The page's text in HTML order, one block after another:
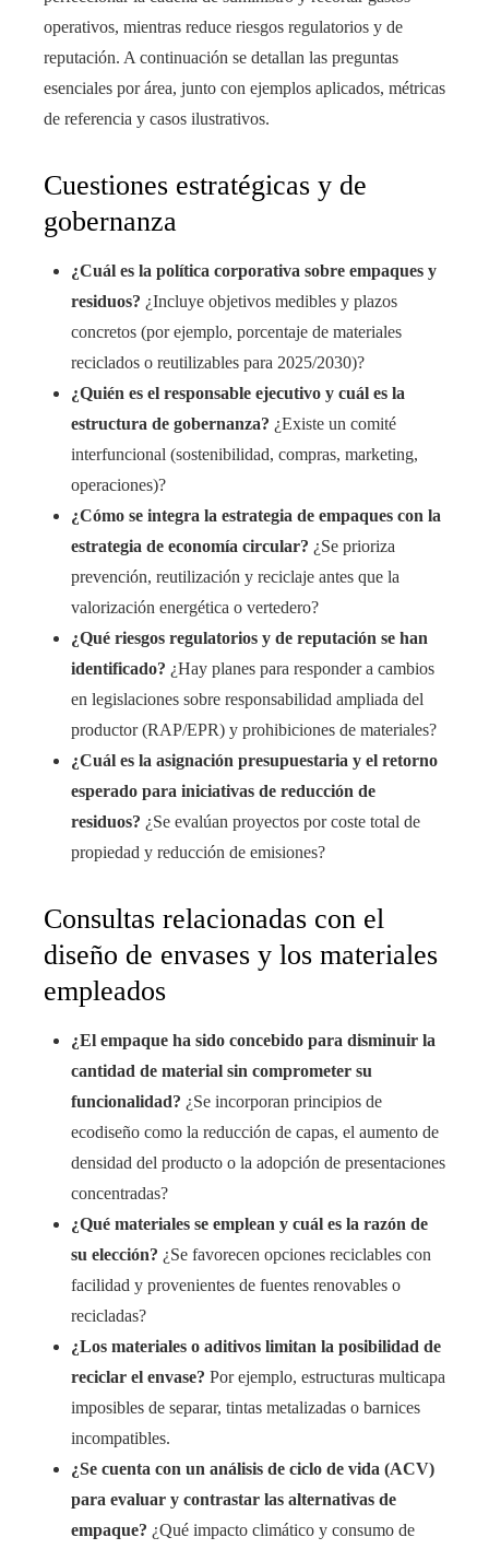
operativos, mientras reduce riesgos regulatorios y de
reputación. A continuación se detallan las preguntas
esenciales por área, junto con ejemplos aplicados, métricas
de referencia y casos ilustrativos.
Cuestiones estratégicas y de
gobernanza
¿Cuál es la política corporativa sobre empaques y
residuos? ¿Incluye objetivos medibles y plazos
concretos (por ejemplo, porcentaje de materiales
reciclados o reutilizables para 2025/2030)?
¿Quién es el responsable ejecutivo y cuál es la
estructura de gobernanza? ¿Existe un comité
interfuncional (sostenibilidad, compras, marketing,
operaciones)?
¿Cómo se integra la estrategia de empaques con la
estrategia de economía circular? ¿Se prioriza
prevención, reutilización y reciclaje antes que la
valorización energética o vertedero?
¿Qué riesgos regulatorios y de reputación se han
identificado? ¿Hay planes para responder a cambios
en legislaciones sobre responsabilidad ampliada del
productor (RAP/EPR) y prohibiciones de materiales?
¿Cuál es la asignación presupuestaria y el retorno
esperado para iniciativas de reducción de
residuos? ¿Se evalúan proyectos por coste total de
propiedad y reducción de emisiones?
Consultas relacionadas con el
diseño de envases y los materiales
empleados
¿El empaque ha sido concebido para disminuir la
cantidad de material sin comprometer su
funcionalidad? ¿Se incorporan principios de
ecodiseño como la reducción de capas, el aumento de
densidad del producto o la adopción de presentaciones
concentradas?
¿Qué materiales se emplean y cuál es la razón de
su elección? ¿Se favorecen opciones reciclables con
facilidad y provenientes de fuentes renovables o
recicladas?
¿Los materiales o aditivos limitan la posibilidad de
reciclar el envase? Por ejemplo, estructuras multicapa
imposibles de separar, tintas metalizadas o barnices
incompatibles.
¿Se cuenta con un análisis de ciclo de vida (ACV)
para evaluar y contrastar las alternativas de
empaque? ¿Qué impacto climático y consumo de